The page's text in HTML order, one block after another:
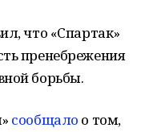
что «Спартак»
пренебрежения
борьбы.
сообщало о том,